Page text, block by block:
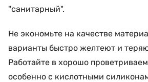
"санитарный".
Не экономьте на качестве
варианты быстро желтеют и
Работайте в хорошо
особенно с кислотными